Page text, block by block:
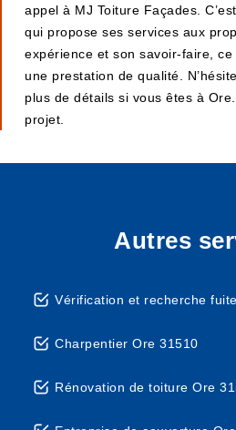
appel à MJ Toiture Façades.
qui propose ses services aux
expérience et son savoir-faire,
une prestation de qualité.
plus de détails si vous êtes à
projet.
Autres
Vérification et recherche
Charpentier Ore 31510
Rénovation de toiture Ore